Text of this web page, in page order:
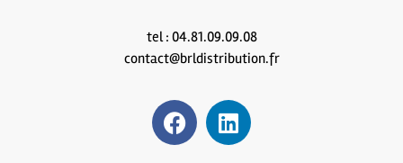
tel : 04.81.09.09.08
contact@brldistribution.fr